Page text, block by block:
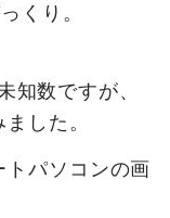
くり。
数ですが、
した。
トパソコンの画